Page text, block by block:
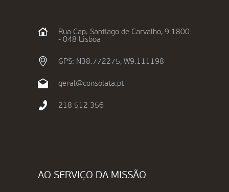
Rua Cap. Santiago de Carvalho, 9 1800
- 048 Lisboa
GPS: N38.772275, W9.111198
geral@consolata.pt
218 512 356
AO SERVIÇO DA MISSÃO